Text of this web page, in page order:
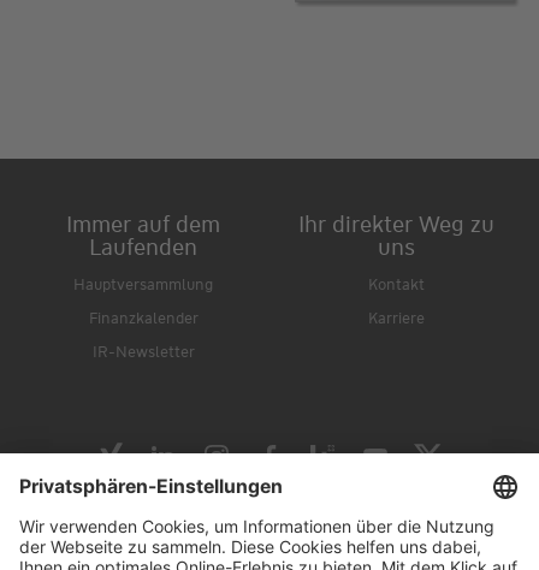
Immer auf dem
Laufenden
Hauptversammlung
Finanzkalender
IR-Newsletter
Ihr direkter Weg zu
uns
Kontakt
Karriere